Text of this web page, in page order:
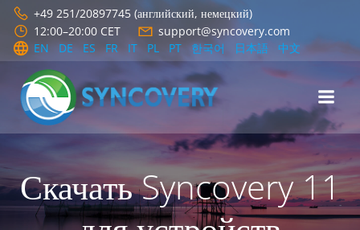
Перейти
содержимому
+49 251/20897745 (английский, немецкий)
12:00–20:00 CET
support@syncovery.com
EN
DE ES FR IT PL PT 한국어 日本語 中文
Скачать Syncovery 11